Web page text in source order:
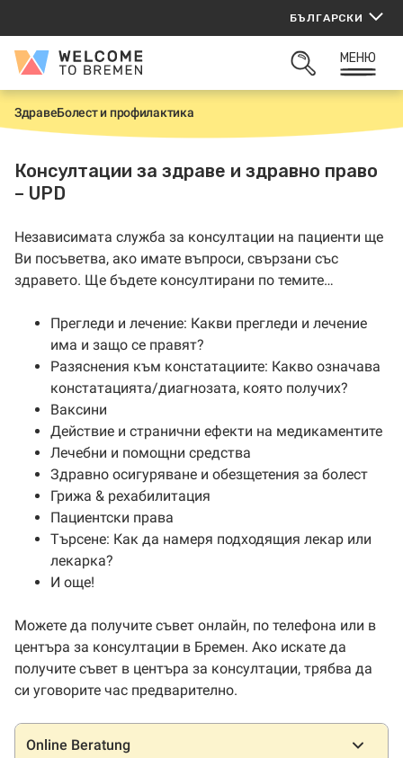
съдържанието
БЪЛГАРСКИ
Welcome
ОТВОРИ
МЕНЮ
Н
а
а
л
о
ЗдравеБолест и профилактика
Консултации за здраве и здравно право
– UPD
Независимата служба за консултации на пациенти ще
Ви посъветва, ако имате въпроси, свързани със
здравето. Ще бъдете консултирани по темите…
Прегледи и лечение: Какви прегледи и лечение
има и защо се правят?
Разяснения към констатациите: Какво означава
констатацията/диагнозата, която получих?
Ваксини
Действие и странични ефекти на медикаментите
Лечебни и помощни средства
Здравно осигуряване и обезщетения за болест
Грижа & рехабилитация
Пациентски права
Търсене: Как да намеря подходящия лекар или
лекарка?
И още!
Можете да получите съвет онлайн, по телефона или в
центъра за консултации в Бремен. Ако искате да
получите съвет в центъра за консултации, трябва да
си уговорите час предварително.
Местоположения
Online Beratung